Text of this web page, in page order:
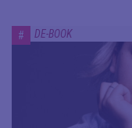
# DE-BOOK